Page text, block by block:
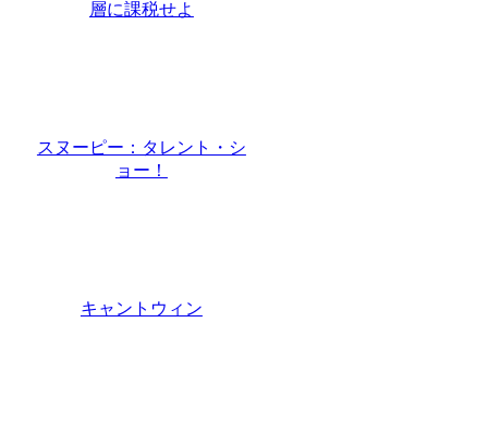
層に課税せよ
スヌーピー：タレント・シ
ョー！
キャントウィン